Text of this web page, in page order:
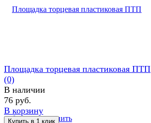
избранное сравнить
Площадка торцевая пластиковая ПТП
(0)
В наличии
76 руб.
В корзину